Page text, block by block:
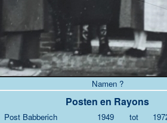
Namen ?
Posten en Rayons
Post Babberich 1949 tot